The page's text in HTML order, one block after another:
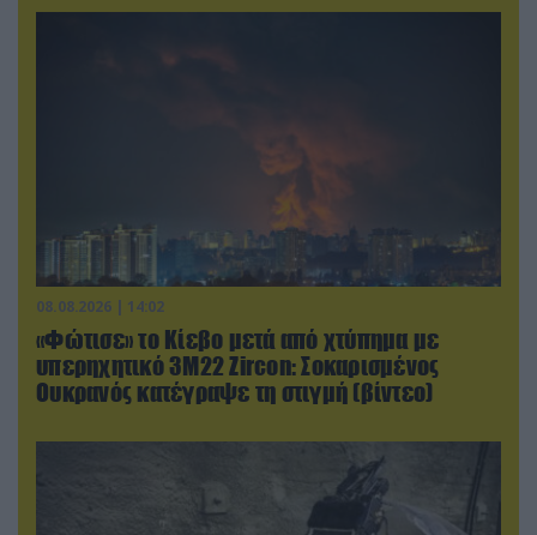
08.08.2026 | 14:02
«Φώτισε» το Κίεβο μετά από χτύπημα με
υπερηχητικό 3M22 Zircon: Σοκαρισμένος
Ουκρανός κατέγραψε τη στιγμή (βίντεο)